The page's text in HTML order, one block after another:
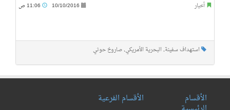
أخبار 10/10/2016
استهداف سفينة, البحرية الأمريكي, صاروخ حوثي
الأقسام الأقسام الفرعية